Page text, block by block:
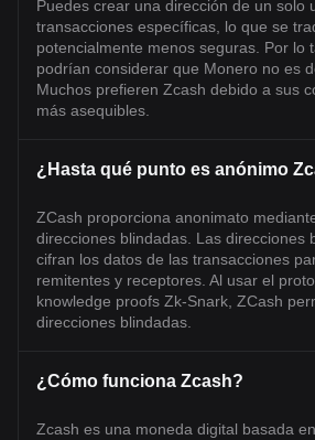
Puedes crear una dirección de un solo
transacciones específicas, lo que se
potencialmente menos seguras. Por lo
podrían considerar que Monero no es
Muchos prefieren Zcash debido a sus
más asequibles.
¿Hasta qué punto es anónimo
ZCash proporciona anonimato
direcciones blindadas. Las direcciones
cifran los datos de las transacciones
remitentes y receptores. Al usar el
knowledge proofs Zk-Snark, ZCash
direcciones blindadas.
¿Cómo funciona Zcash?
Zcash es una moneda digital basada